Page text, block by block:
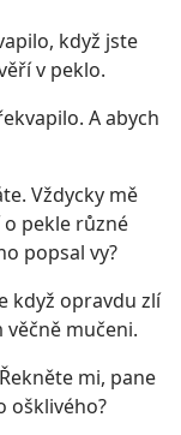
když jste
v peklo.
A abych
Vždycky mě
pekle různé
popsal vy?
když opravdu zlí
mučeni.
mi, pane
ošklivého?